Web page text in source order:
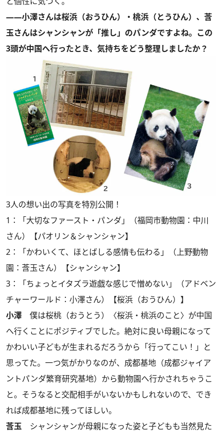
――小澤さんは桜浜（おうひん）・桃浜（とうひん）、莟
玉さんはシャンシャンが「推し」のパンダですよね。この
3頭が中国へ行ったとき、気持ちをどう整理しましたか？
3人の想い出の写真を特別公開！
1：「大切なファースト・パンダ」（福岡市動物園：中川
さん）【パオリン＆シャンシャン】
2：「かわいくて、ほとばしる感情も伝わる」（上野動物
園：莟玉さん）【シャンシャン】
3：「ちょっとイタズラ遊戯な感じで憎めない」（アドベン
チャーワールド：小澤さん）【桜浜（おうひん）】
小澤 僕は桜桃（おうとう）〈桜浜・桃浜のこと〉が中国
へ行くことにポジティブでした。絶対に良い母親になって
かわいい子どもが生まれるだろうから「行ってこい！」と
思ってた。一つ気がかりなのが、成都基地（成都ジャイア
ントパンダ繁育研究基地）から動物園へ行かされちゃうこ
と。そうなると交配相手がいないかもしれないので、でき
れば成都基地に残ってほしい。
莟玉 シャンシャンが母親になった姿と子どもも当然見た